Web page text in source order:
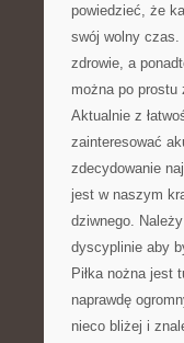
powiedzieć, że
swój wolny czas.
zdrowie, a
można po prostu
Aktualnie z
zainteresować
zdecydowanie
jest w naszym
dziwnego.
dyscyplinie aby
Piłka nożna jest
naprawdę
nieco bliżej i